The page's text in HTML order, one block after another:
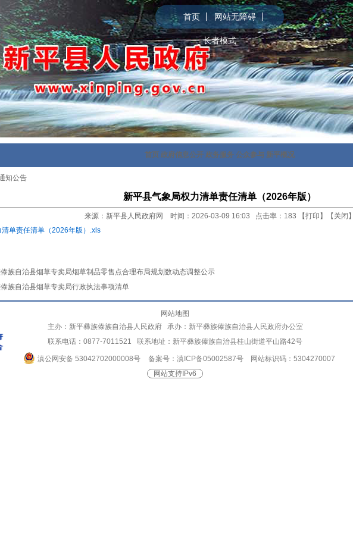
首页 网站无障碍
长者模式
首页 政府信息公开 政务服务 公众参与 新平概况
知公告
新平县气象局权力清单责任清单（2026年版）
来源：新平县人民政府网 时间：2026-03-09 16:03 点击率： 183 【打印 】【 关闭
单责任清单（2026年版）.xls
族自治县烟草专卖局烟草制品零售点合理布局规划数动态调整公示
族自治县烟草专卖局行政执法事项清单
网站地图
主办：新平彝族傣族自治县人民政府 承办：新平彝族傣族自治县人民政府办公室
联系电话：0877-7011521 联系地址：新平彝族傣族自治县桂山街道平山路42号
滇公网安备 53042702000008号 备案号：滇ICP备05002587号网站标识码：5304270007
网站支持IPv6